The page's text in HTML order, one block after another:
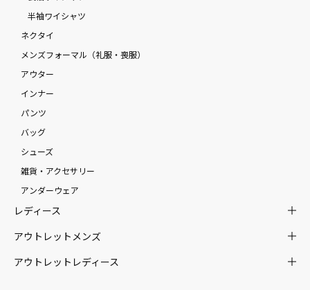
半袖ワイシャツ
ネクタイ
メンズフォーマル（礼服・喪服）
アウター
インナー
パンツ
バッグ
シューズ
雑貨・アクセサリー
アンダーウェア
レディース
アウトレットメンズ
アウトレットレディース